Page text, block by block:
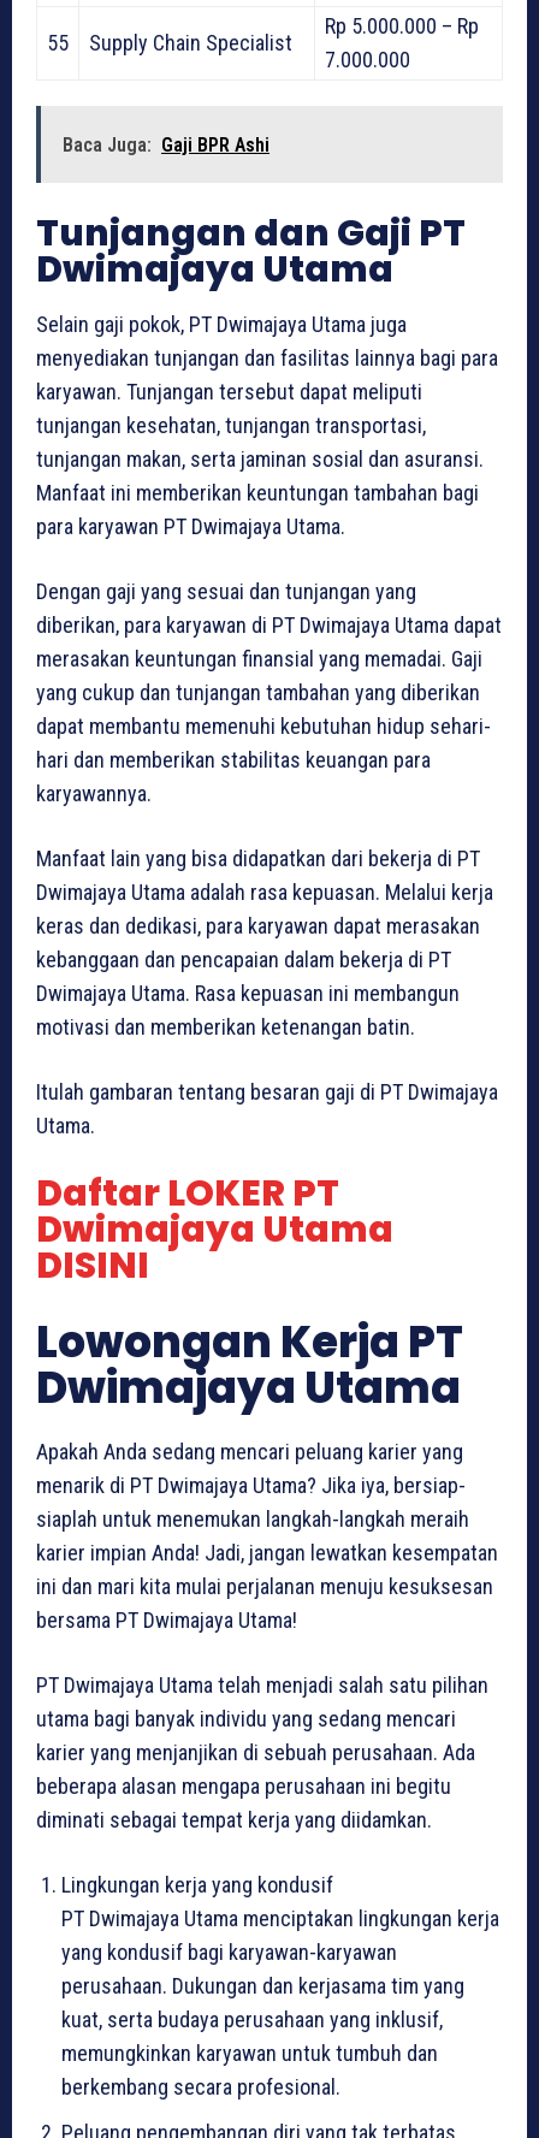
55 Supply Chain Specialist
Rp 5.000.000 – Rp
7.000.000
Baca Juga: Gaji BPR Ashi
Tunjangan dan Gaji PT
Dwimajaya Utama
Selain gaji pokok, PT Dwimajaya Utama juga
menyediakan tunjangan dan fasilitas lainnya bagi para
karyawan. Tunjangan tersebut dapat meliputi
tunjangan kesehatan, tunjangan transportasi,
tunjangan makan, serta jaminan sosial dan asuransi.
Manfaat ini memberikan keuntungan tambahan bagi
para karyawan PT Dwimajaya Utama.
Dengan gaji yang sesuai dan tunjangan yang
diberikan, para karyawan di PT Dwimajaya Utama dapat
merasakan keuntungan finansial yang memadai. Gaji
yang cukup dan tunjangan tambahan yang diberikan
dapat membantu memenuhi kebutuhan hidup sehari-
hari dan memberikan stabilitas keuangan para
karyawannya.
Manfaat lain yang bisa didapatkan dari bekerja di PT
Dwimajaya Utama adalah rasa kepuasan. Melalui kerja
keras dan dedikasi, para karyawan dapat merasakan
kebanggaan dan pencapaian dalam bekerja di PT
Dwimajaya Utama. Rasa kepuasan ini membangun
motivasi dan memberikan ketenangan batin.
Itulah gambaran tentang besaran gaji di PT Dwimajaya
Utama.
Daftar LOKER PT
Dwimajaya Utama
DISINI
Lowongan Kerja PT
Dwimajaya Utama
Apakah Anda sedang mencari peluang karier yang
menarik di PT Dwimajaya Utama? Jika iya, bersiap-
siaplah untuk menemukan langkah-langkah meraih
karier impian Anda! Jadi, jangan lewatkan kesempatan
ini dan mari kita mulai perjalanan menuju kesuksesan
bersama PT Dwimajaya Utama!
PT Dwimajaya Utama telah menjadi salah satu pilihan
utama bagi banyak individu yang sedang mencari
karier yang menjanjikan di sebuah perusahaan. Ada
beberapa alasan mengapa perusahaan ini begitu
diminati sebagai tempat kerja yang diidamkan.
Lingkungan kerja yang kondusif
PT Dwimajaya Utama menciptakan lingkungan kerja
yang kondusif bagi karyawan-karyawan
perusahaan. Dukungan dan kerjasama tim yang
kuat, serta budaya perusahaan yang inklusif,
memungkinkan karyawan untuk tumbuh dan
berkembang secara profesional.
Peluang pengembangan diri yang tak terbatas